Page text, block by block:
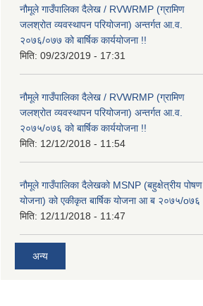
नौमूले गाउँपालिका दैलेख / RVWRMP (ग्रामिण
जलश्रोत व्यवस्थापन परियोजना) अन्तर्गत आ.व.
२०७६/०७७ को बार्षिक कार्ययोजना !!
मिति: 09/23/2019 - 17:31
नौमूले गाउँपालिका दैलेख / RVWRMP (ग्रामिण
जलश्रोत व्यवस्थापन परियोजना) अन्तर्गत आ.व.
२०७५/०७६ को बार्षिक कार्ययोजना !!
मिति: 12/12/2018 - 11:54
नौमूले गाउँपालिका दैलेखको MSNP (बहुक्षेत्रीय पोषण
योजना) को एकीकृत बार्षिक योजना आ ब २०७५/o७६
मिति: 12/11/2018 - 11:47
अन्य